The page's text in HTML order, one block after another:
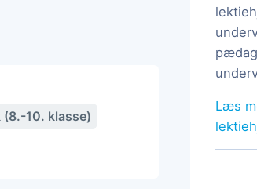
(8.-10. klasse)
Læs